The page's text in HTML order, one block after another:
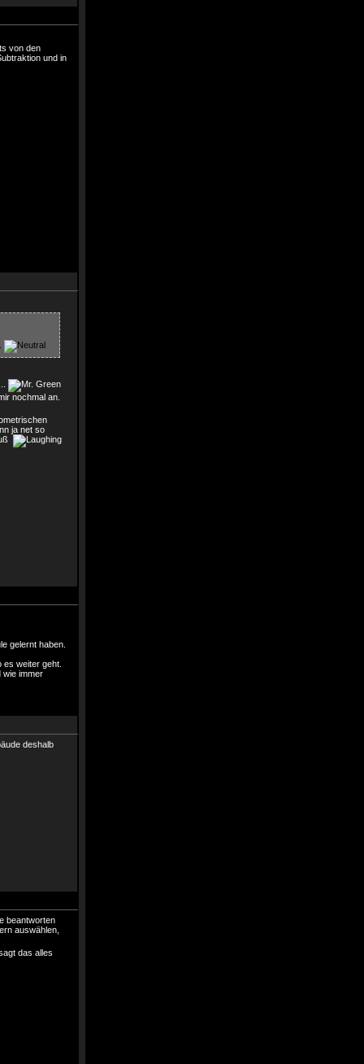
von den
und in
nochmal an.
ja net so
gelernt haben.
weiter geht.
wie immer
deshalb
beantworten
auswählen,
das alles